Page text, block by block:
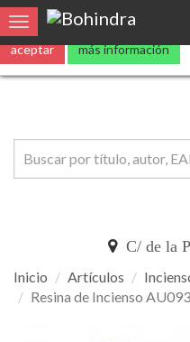
Utilizamoscookies propias y de
aceptar más información
Toggle navigation
C/ de la
Inicio Artículos
Resina de Incienso AU093